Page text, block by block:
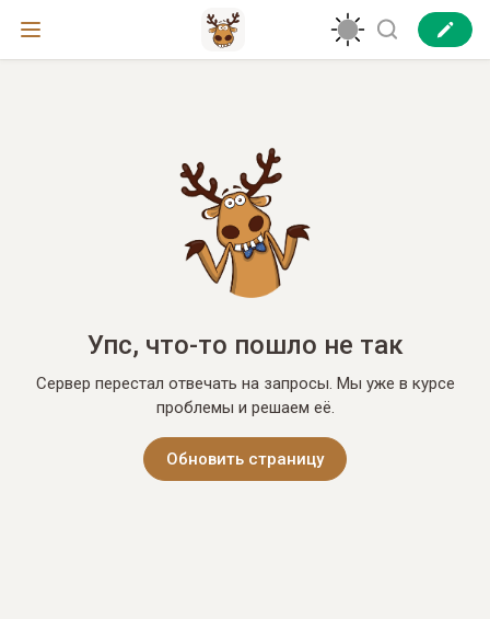
Упс, что-то пошло не так
Сервер перестал отвечать на запросы. Мы уже в курсе
проблемы и решаем её.
Обновить страницу